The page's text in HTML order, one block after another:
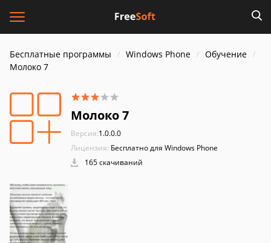
Бесплатные программы Windows Phone
Обучение
Молоко 7
Молоко 7
Версия:1.0.0.0
Лицензия: Бесплатно для Windows Phone
165 скачиваний